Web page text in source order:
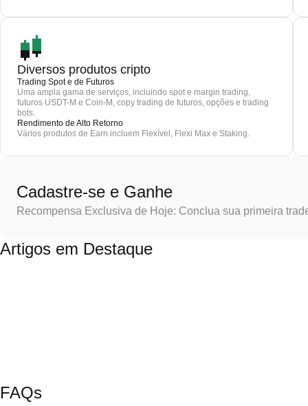
Diversos produtos cripto
Trading Spot e de Futuros
Uma ampla gama de serviços, incluindo spot e margin trading,
futuros USDT-M e Coin-M, copy trading de futuros, opções e trading
bots.
Rendimento de Alto Retorno
Vários produtos de Earn incluem Flexível, Flexi Max e Staking.
Cadastre-se e Ganhe
Recompensa Exclusiva de Hoje: Conclua sua primeira
Artigos em Destaque
FAQs